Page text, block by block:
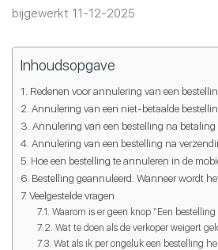
bijgewerkt 11-12-2025
Inhoudsopgave
Redenen voor annulering van een
Annulering van een niet-betaalde
Annulering van een bestelling na betaling
Annulering van een bestelling na
Hoe een bestelling te annuleren in de
Bestelling geannuleerd. Wanneer wordt
Veelgestelde vragen
Waarom is er geen knop “Een
Wat te doen als de verkoper weigert
Wat als ik per ongeluk een bestelling